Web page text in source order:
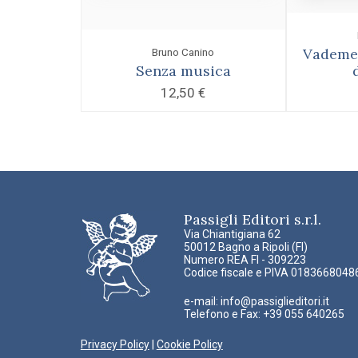
Bruno Canino
Senza musica
12,50€
Passigli Editori s.r.l.
Via Chiantigiana 62
50012 Bagno a Ripoli (FI)
Numero REA FI - 309223
Codice fiscale e PIVA
e-mail: info@passiglieditori.it
Telefono e Fax: +39 055 640265
Privacy Policy Cookie Policy